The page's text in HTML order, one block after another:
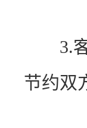
3.客
节约双